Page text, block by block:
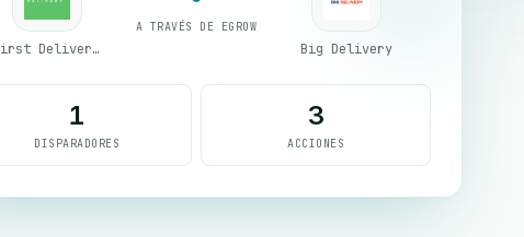
First Delivery Group
A TRAVÉS DE EGROW
Big Delivery
1
DISPARADORES
3
ACCIONES